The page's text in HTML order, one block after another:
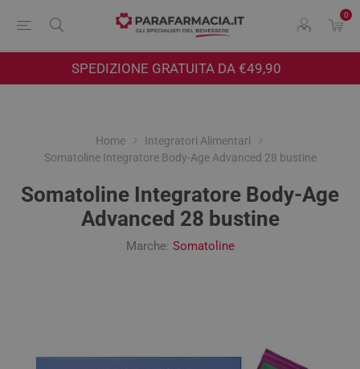
0
SPEDIZIONE GRATUITA DA €49,90
Home
Integratori Alimentari
Somatoline Integratore Body-Age Advanced 28 bustine
Somatoline Integratore Body-Age
Advanced 28 bustine
Marche: Somatoline